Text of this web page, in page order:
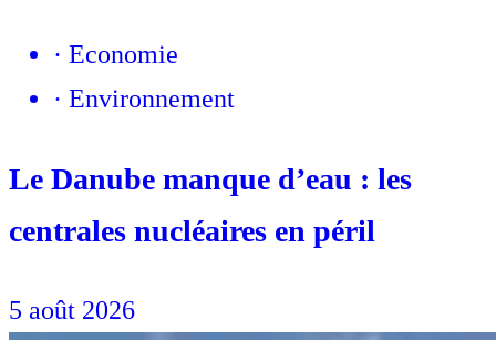
· Economie
· Environnement
Le Danube manque d’eau : les
centrales nucléaires en péril
5 août 2026